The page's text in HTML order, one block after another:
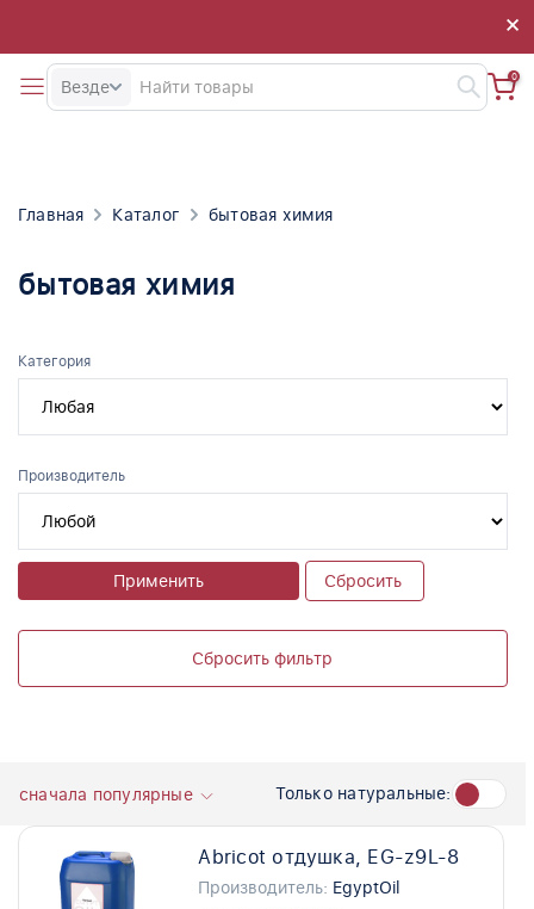
×
×
Везде
0
Главная Каталог бытовая химия
бытовая химия
Категория
Производитель
Применить Сбросить
Сбросить фильтр
сначала популярные Только натуральные:
Abricot отдушка, EG-z9L-8
Производитель: EgyptOil